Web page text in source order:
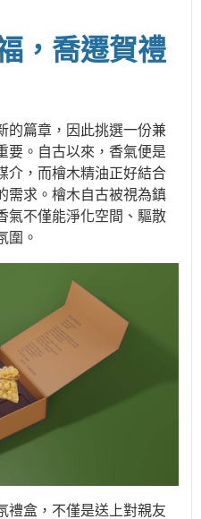
，喬遷賀禮
的篇章，因此挑選一份兼
要。自古以來，香氣便是
介，而檜木精油正好結合
需求。檜木自古被視為鎮
氣不僅能淨化空間、驅散
圍。
禮盒，不僅是送上對親友